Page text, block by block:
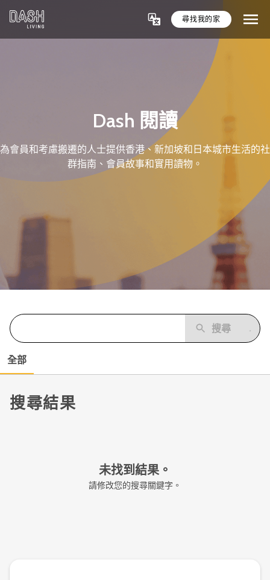
尋找我的家
Dash 閱讀
為會員和考慮搬遷的人士提供香港、新加坡和日本城市生活的社
群指南、會員故事和實用讀物。
搜尋
全部
搜尋結果
未找到結果。
請修改您的搜尋關鍵字。